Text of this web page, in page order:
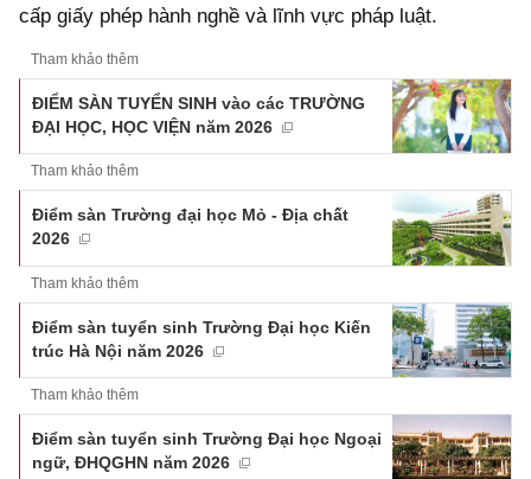
cấp giấy phép hành nghề và lĩnh vực pháp luật.
Tham khảo thêm
ĐIỂM SÀN TUYỂN SINH vào các TRƯỜNG
ĐẠI HỌC, HỌC VIỆN năm 2026
Tham khảo thêm
Điểm sàn Trường đại học Mỏ - Địa chất
2026
Tham khảo thêm
Điểm sàn tuyển sinh Trường Đại học Kiến
trúc Hà Nội năm 2026
Tham khảo thêm
Điểm sàn tuyển sinh Trường Đại học Ngoại
ngữ, ĐHQGHN năm 2026